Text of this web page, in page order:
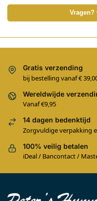
Vragen?
Gratis verzending
bij bestelling vanaf €
Wereldwijde
Vanaf €9,95
14 dagen bedenktijd
Zorgvuldige verpakking
100% veilig betalen
iDeal / Bancontact /